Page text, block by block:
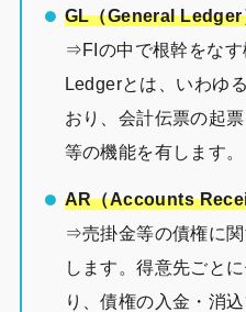
GL（General Ledger
⇒FIの中で根幹をなす
Ledgerとは、いわゆ
おり、会計伝票の起
等の機能を有します。
AR（Accounts
⇒売掛金等の債権に
します。得意先ごと
り、債権の入金・消